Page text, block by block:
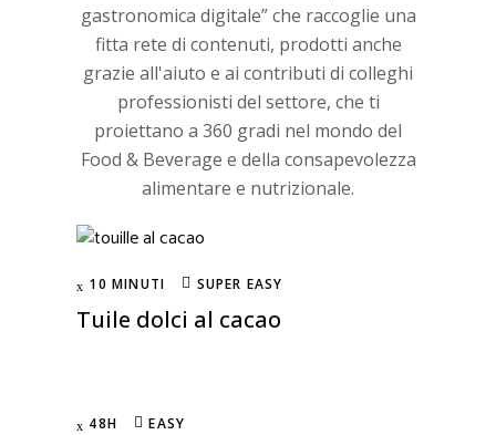
gastronomica digitale” che raccoglie una
fitta rete di contenuti, prodotti anche
grazie all'aiuto e ai contributi di colleghi
professionisti del settore, che ti
proiettano a 360 gradi nel mondo del
Food & Beverage e della consapevolezza
alimentare e nutrizionale.
10 MINUTI SUPER EASY
Tuile dolci al cacao
48H EASY